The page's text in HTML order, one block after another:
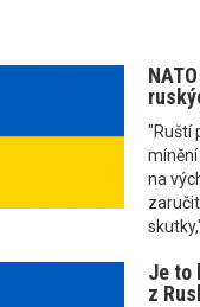
"Ruští
na
Je to
z